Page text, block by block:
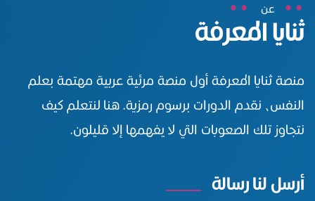
عن
ثنايا المعرفة
منصة ثنايا المعرفة أول منصة مرئية عربية مهتمة بعلم
النفس، نقدم الدورات برسوم رمزية. هنا لنتعلم كيف
نتجاوز تلك الصعوبات التي لا يفهمها إلا قليلون.
أرسل لنا رسالة